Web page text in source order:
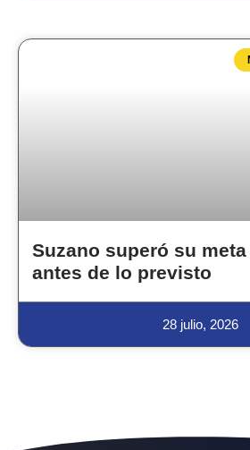
Suzano superó su
antes de lo previsto
28 julio, 2026